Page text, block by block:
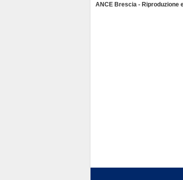
ANCE Brescia - Riproduzione